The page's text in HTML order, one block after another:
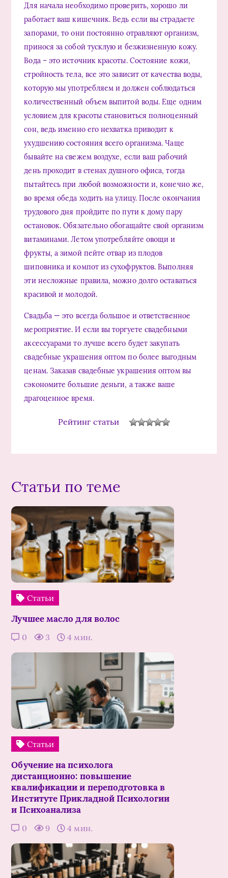
Для начала необходимо проверить, хорошо ли
работает ваш кишечник. Ведь если вы страдаете
запорами, то они постоянно отравляют организм,
принося за собой тусклую и безжизненную кожу.
Вода – это источник красоты. Состояние кожи,
стройность тела, все это зависит от качества воды,
которую мы употребляем и должен соблюдаться
количественный объем выпитой воды. Еще одним
условием для красоты становиться полноценный
сон, ведь именно его нехватка приводит к
ухудшению состояния всего организма. Чаще
бывайте на свежем воздухе, если ваш рабочий
день проходит в стенах душного офиса, тогда
пытайтесь при любой возможности и, конечно же,
во время обеда ходить на улицу. После окончания
трудового дня пройдите по пути к дому пару
остановок. Обязательно обогащайте свой организм
витаминами. Летом употребляйте овощи и
фрукты, а зимой пейте отвар из плодов
шиповника и компот из сухофруктов. Выполняя
эти несложные правила, можно долго оставаться
красивой и молодой.
Свадьба — это всегда большое и ответственное
мероприятие. И если вы торгуете свадебными
аксессуарами то лучше всего будет закупать
свадебные украшения оптом по более выгодным
ценам. Заказав свадебные украшения оптом вы
сэкономите большие деньги, а также ваше
драгоценное время.
Рейтинг статьи
Статьи по теме
Статьи
Лучшее масло для волос
0 3 4 мин.
Статьи
Обучение на психолога
дистанционно: повышение
квалификации и переподготовка в
Институте Прикладной Психологии
и Психоанализа
0 9 4 мин.